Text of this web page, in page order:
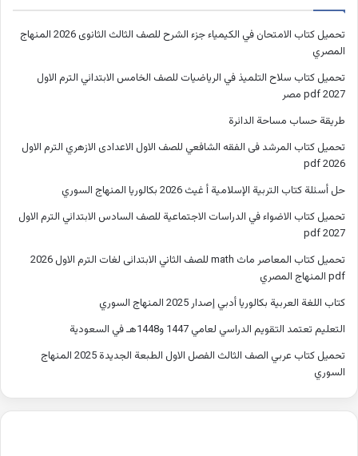
تحميل كتاب الامتحان في الكيمياء جزء الشرح للصف الثالث الثانوى 2026 المنهاج
المصري
تحميل كتاب سلاح التلميذ في الرياضيات للصف الخامس الابتدائي الترم الاول
2027 pdf مصر
طريقة حساب مساحة الدائرة
تحميل كتاب المرشد فى الفقه الشافعي للصف الاول الاعدادى الازهري الترم الاول
2026 pdf
حل أسئلة كتاب التربية الإسلامية أ غيث 2026 بكالوريا المنهاج السوري
تحميل كتاب الاضواء في الدراسات الاجتماعية للصف السادس الابتدائي الترم الاول
2027 pdf
تحميل كتاب المعاصر ماث math للصف الثاني الابتدائى لغات الترم الاول 2026
pdf المنهاج المصري
كتاب اللغة العربية بكالوريا أدبي إصدار 2025 المنهاج السوري
التعليم تعتمد التقويم الدراسي لعامي 1447 و1448هـ في السعودية
تحميل كتاب عربي الصف الثالث الفصل الاول الطبعة الجديدة 2025 المنهاج
السوري